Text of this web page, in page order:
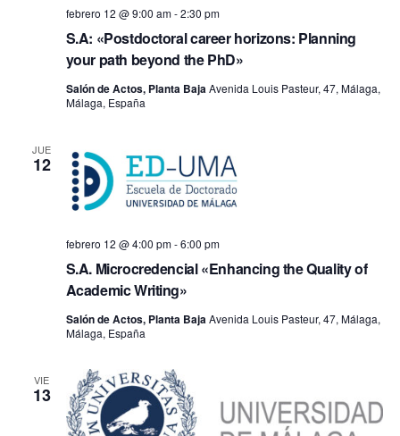
S.A: «Postdoctoral career horizons: Planning
your path beyond the PhD»
febrero 12 @ 9:00 am-2:30 pm
Salón de Actos, Planta BajaAvenida Louis Pasteur, 47, Málaga,
Málaga, España
JUE
12
S.A. Microcredencial «Enhancing the Quality of
Academic Writing»
febrero 12 @ 4:00 pm-6:00 pm
Salón de Actos, Planta BajaAvenida Louis Pasteur, 47, Málaga,
Málaga, España
VIE
13